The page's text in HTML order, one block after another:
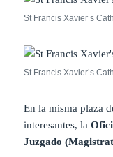
St Francis Xavier’s
St Francis Xavier’s
En la misma plaza
interesantes, la
Juzgado